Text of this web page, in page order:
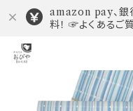
amazon pay、銀
料！ ☞よくあるご